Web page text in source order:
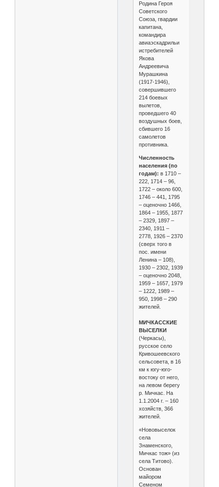
Родина Героя
Советского
Союза, гвардии
капитана,
командира
авиаэскадрильи
истребителей
Якова
Андреевича
Мурашкина
(1917-1946),
совершившего
214 боевых
вылетов,
проведшего 40
воздушных боев,
сбившего 16
самолетов
противника.
Численность
населения (по
годам): в 1710 –
222, 1714 – 96,
1722 – около 600,
1746 – 441, 1795
– оценочно 1466,
1864 – 1955, 1877
– 2329, 1897 –
2340, 1911 –
2778, 1926 – 2370
(сверх того в
пос. имени
Ленина – 108),
1930 – 2302, 1939
– оценочно 2048,
1959 – 1657, 1979
– 1222, 1989 –
950, 1998 – 290
жителей.
МИЧКАССКИЕ
ВЫСЕЛКИ
(Черкасы),
русское село
Кривошеевского
сельсовета, в 16
км к югу-юго-
востоку от него,
на левом берегу
р. Мичкас. На
1.1.2004 г. – 160
хозяйств, 366
жителей.
«Нововыселок
села
Знаменского,
Мичкас тож» (из
села Титово).
Основан
майором
Семеном